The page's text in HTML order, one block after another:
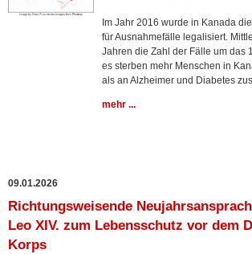
Im Jahr 2016 wurde in Kanada
für Ausnahmefälle legalisiert.
Jahren die Zahl der Fälle um das
es sterben mehr Menschen in
als an Alzheimer und Diabetes
mehr ...
09.01.2026
Richtungsweisende
Leo XIV. zum Lebensschutz vor dem
Korps